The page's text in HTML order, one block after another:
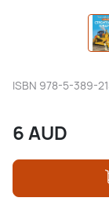
ISBN 978-5-389-
6AUD